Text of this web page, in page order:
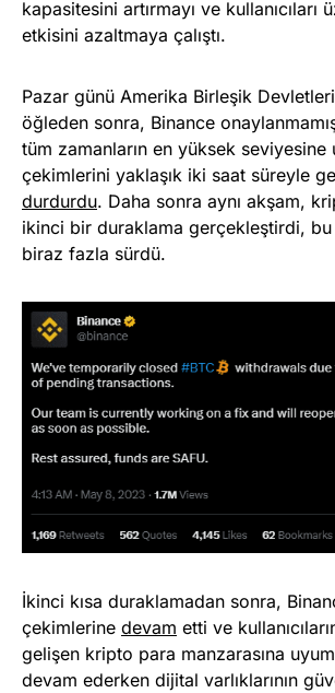
kapasitesini artırmayı ve kullanıcıları
etkisini azaltmaya çalıştı.
Pazar günü Amerika Birleşik
öğleden sonra, Binance
tüm zamanların en yüksek seviyesine
çekimlerini yaklaşık iki saat süreyle
durdurdu. Daha sonra aynı akşam,
ikinci bir duraklama gerçekleştirdi,
biraz fazla sürdü.
İkinci kısa duraklamadan sonra,
çekimlerine devam etti ve
gelişen kripto para manzarasına
devam ederken dijital varlıklarının